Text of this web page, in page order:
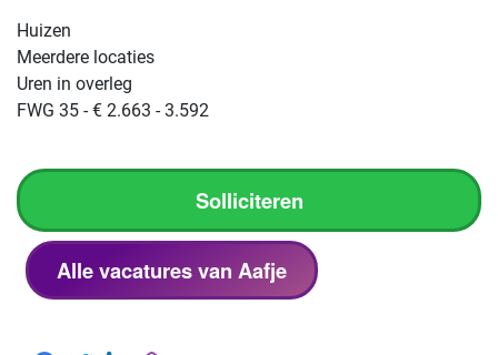
Huizen
Meerdere locaties
Uren in overleg
FWG 35 - € 2.663 - 3.592
Solliciteren
Alle vacatures van Aafje